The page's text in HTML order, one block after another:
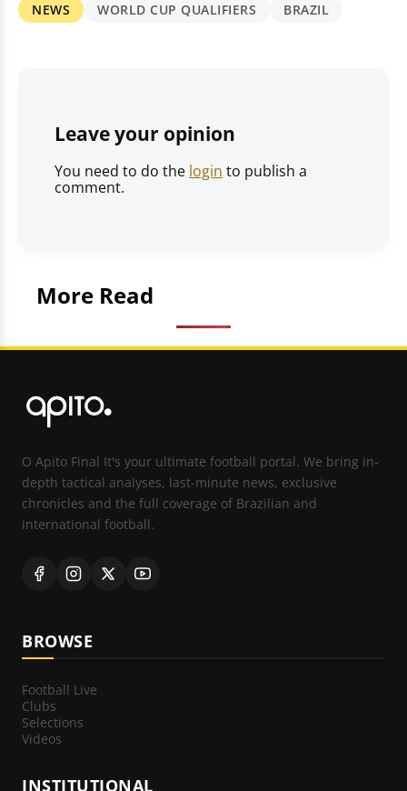
NEWS WORLD CUP QUALIFIERS BRAZIL
Leave your opinion
You need to do the login to publish a
comment.
More Read
O Apito Final It's your ultimate football portal. We bring in-
depth tactical analyses, last-minute news, exclusive
chronicles and the full coverage of Brazilian and
international football.
BROWSE
Football Live
Clubs
Selections
Videos
INSTITUTIONAL